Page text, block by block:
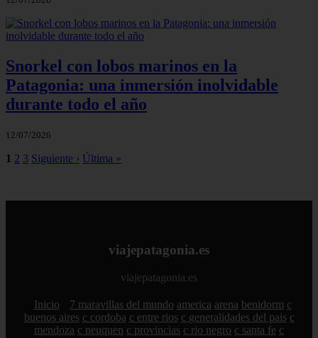
Snorkel con lobos marinos en la
Patagonia: una inmersión inolvidable
durante todo el año
12/07/2026
1 2 3 Siguiente › Última »
viajepatagonia.es
viajepatagonia.es
Inicio 7 maravillas del mundo america arena benidorm c
buenos aires c cordoba c entre rios c generalidades del pais c
mendoza c neuquen c provincias c rio negro c santa fe c